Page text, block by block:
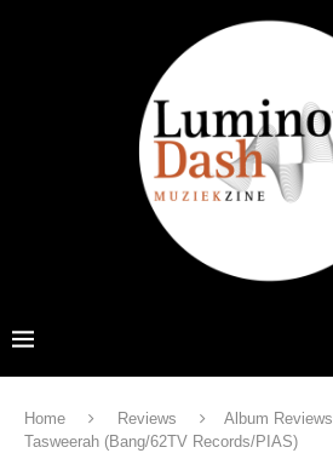
Home Reviews Album Reviews
Tasweerah (Bang/62TV Records/PIAS)